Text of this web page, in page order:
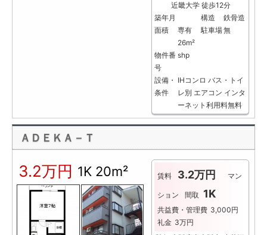
近畿大学 徒歩12分
築年月
構造
鉄骨造
面積
専有
26m²
駐車場無
物件番
号
shp
設備・
条件
IHコンロ バス・トイ
レ別 エアコン インタ
ーネット利用料無料
ＡＤＥＫＡ－Ｔ
3.2万円 1K 20m² 賃料 3.2万円 マン
ション 間取 1K
共益費・管理費 3,000円
礼金 3万円